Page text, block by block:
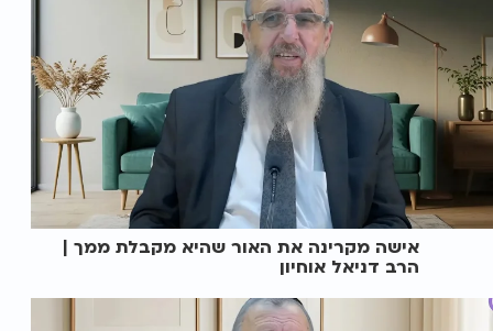
אישה מקרינה את האור שהיא מקבלת ממך |
הרב דניאל אוחיון